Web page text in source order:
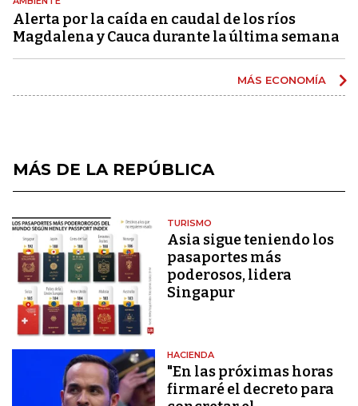
Alerta por la caída en caudal de los ríos
Magdalena y Cauca durante la última semana
MÁS ECONOMÍA
MÁS DE LA REPÚBLICA
TURISMO
Asia sigue teniendo los
pasaportes más
poderosos, lidera
Singapur
HACIENDA
"En las próximas horas
firmaré el decreto para